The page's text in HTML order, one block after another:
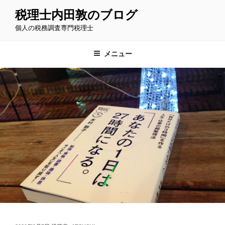
ス
キ
ッ
プ
税理士内田敦のブログ
個人の税務調査専門税理士
メニュー